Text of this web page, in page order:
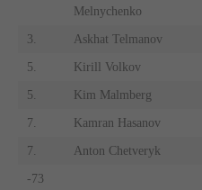
Melnychenko
3. Askhat Telmanov
5. Kirill Volkov
5. Kim Malmberg
7. Kamran Hasanov
7. Anton Chetveryk
-73